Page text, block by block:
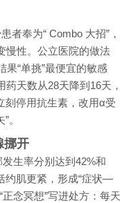
者奉为“ Combo 大招”，
慢性。公立医院的做法
“单挑”最便宜的敏感
天数从28天降到16天，
刻停用抗生素，改用α受
。
挪开
生率分别达到42%和
约肌更紧，形成“症状—
念冥想”写进处方：每天